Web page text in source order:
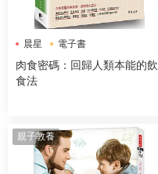
晨星 電子書
肉食密碼：回歸人類本能的飲
食法
親子教養